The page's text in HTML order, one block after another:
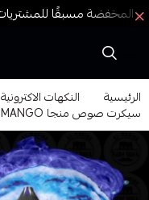
الرئيسية النكهات الاكترونية
سيكرت صوص منجا SECRET SAUCE MANGO